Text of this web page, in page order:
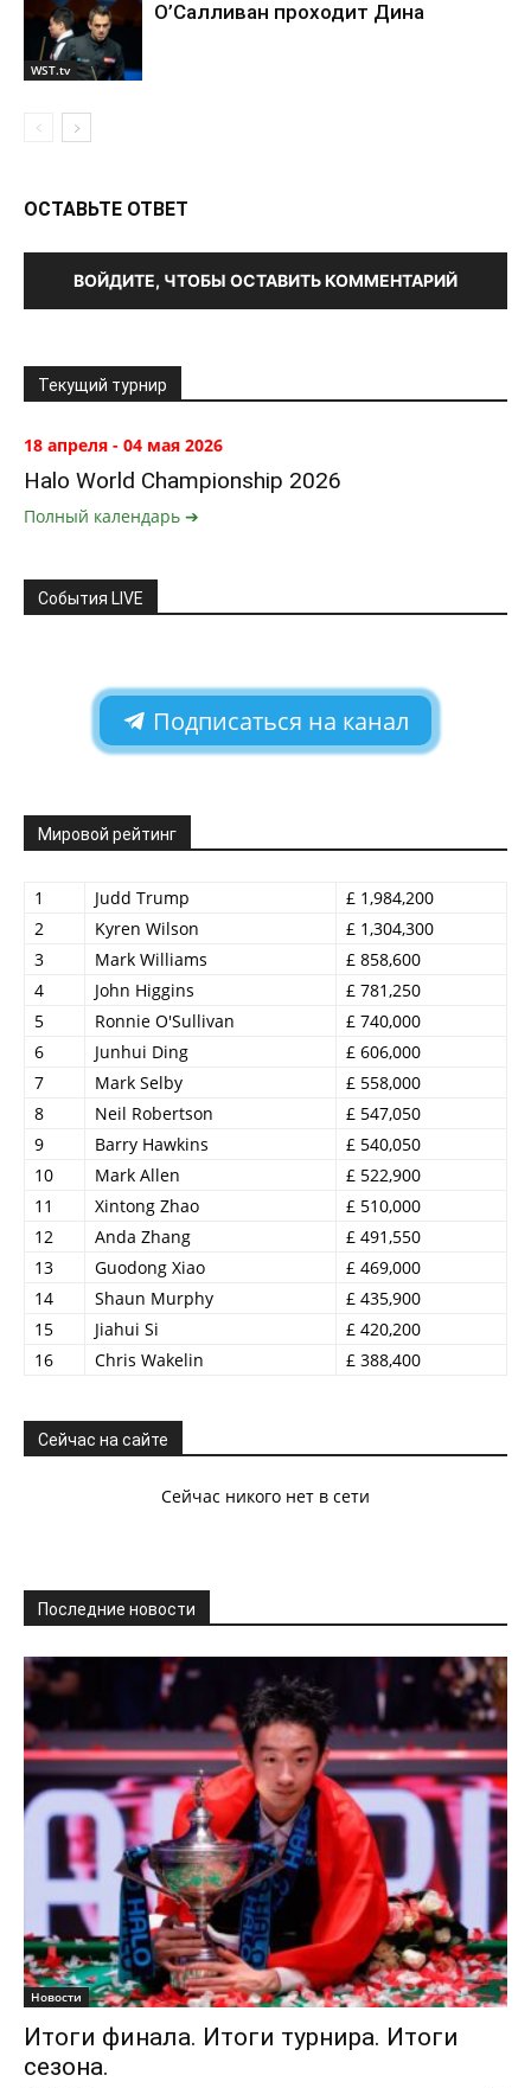
WST.tv
О’Салливан проходит Дина
ОСТАВЬТЕ ОТВЕТ
ВОЙДИТЕ, ЧТОБЫ ОСТАВИТЬ КОММЕНТАРИЙ
Текущий турнир
18 апреля - 04 мая 2026
Halo World Championship 2026
Полный календарь ➔
События LIVE
Подписаться на канал
Мировой рейтинг
1 Judd Trump
£ 1,984,200
2
Kyren Wilson
£ 1,304,300
3
Mark Williams
£ 858,600
4
John Higgins
£ 781,250
5
Ronnie O'Sullivan
£ 740,000
6
Junhui Ding
£ 606,000
7
Mark Selby
£ 558,000
8
Neil Robertson
£ 547,050
9
Barry Hawkins
£ 540,050
10
Mark Allen
£ 522,900
11
Xintong Zhao
£ 510,000
12
Anda Zhang
£ 491,550
13
Guodong Xiao
£ 469,000
14
Shaun Murphy
£ 435,900
15
Jiahui Si
£ 420,200
16
Chris Wakelin £ 388,400
Сейчас на сайте
Сейчас никого нет в сети
Последние новости
Новости
Итоги финала. Итоги турнира. Итоги
сезона.